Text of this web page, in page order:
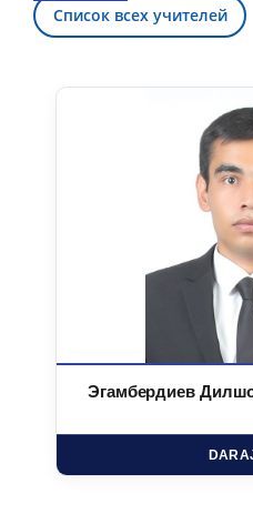
Список всех учителей
Эгамбердиев